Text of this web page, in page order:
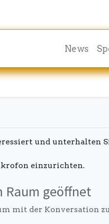
News
und unterhalten
einzurichten.
Raum geöffnet
mit der Konversation